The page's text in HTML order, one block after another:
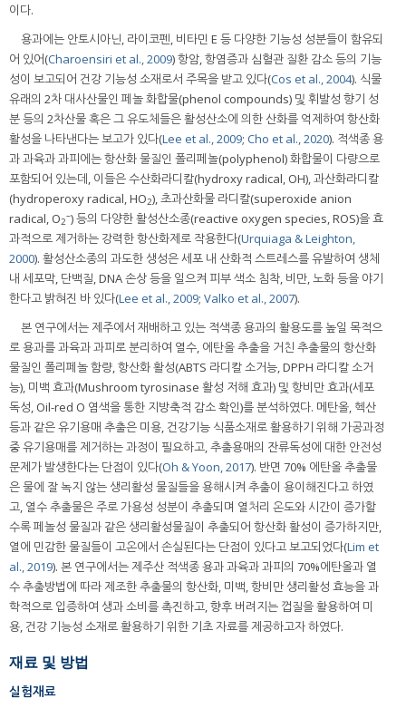
이다.
용과에는 안토시아닌, 라이코펜, 비타민 E 등 다양한 기능성 성분들이 함유되
어 있어(Charoensiri et al., 2009) 항암, 항염증과 심혈관 질환 감소 등의 기능
성이 보고되어 건강 기능성 소재로서 주목을 받고 있다(Cos et al., 2004). 식물
유래의 2차 대사산물인 페놀 화합물(phenol compounds) 및 휘발성 향기 성
분 등의 2차산물 혹은 그 유도체들은 활성산소에 의한 산화를 억제하여 항산화
활성을 나타낸다는 보고가 있다(Lee et al., 2009; Cho et al., 2020). 적색종 용
과 과육과 과피에는 항산화 물질인 폴리페놀(polyphenol) 화합물이 다량으로
포함되어 있는데, 이들은 수산화라디칼(hydroxy radical, OH), 과산화라디칼
(hydroperoxy radical, HO2), 초과산화물 라디칼(superoxide anion
radical, O2
–) 등의 다양한 활성산소종(reactive oxygen species, ROS)을 효
과적으로 제거하는 강력한 항산화제로 작용한다(Urquiaga & Leighton,
2000). 활성산소종의 과도한 생성은 세포 내 산화적 스트레스를 유발하여 생체
내 세포막, 단백질, DNA 손상 등을 일으켜 피부 색소 침착, 비만, 노화 등을 야기
한다고 밝혀진 바 있다(Lee et al., 2009; Valko et al., 2007).
본 연구에서는 제주에서 재배하고 있는 적색종 용과의 활용도를 높일 목적으
로 용과를 과육과 과피로 분리하여 열수, 에탄올 추출을 거친 추출물의 항산화
물질인 폴리페놀 함량, 항산화 활성(ABTS 라디칼 소거능, DPPH 라디칼 소거
능), 미백 효과(Mushroom tyrosinase 활성 저해 효과) 및 항비만 효과(세포
독성, Oil-red O 염색을 통한 지방축적 감소 확인)를 분석하였다. 메탄올, 헥산
등과 같은 유기용매 추출은 미용, 건강기능 식품소재로 활용하기 위해 가공과정
중 유기용매를 제거하는 과정이 필요하고, 추출용매의 잔류독성에 대한 안전성
문제가 발생한다는 단점이 있다(Oh & Yoon, 2017). 반면 70% 에탄올 추출물
은 물에 잘 녹지 않는 생리활성 물질들을 용해시켜 추출이 용이해진다고 하였
고, 열수 추출물은 주로 가용성 성분이 추출되며 열처리 온도와 시간이 증가할
수록 페놀성 물질과 같은 생리활성물질이 추출되어 항산화 활성이 증가하지만,
열에 민감한 물질들이 고온에서 손실된다는 단점이 있다고 보고되었다(Lim et
al., 2019). 본 연구에서는 제주산 적색종 용과 과육과 과피의 70%에탄올과 열
수 추출방법에 따라 제조한 추출물의 항산화, 미백, 항비만 생리활성 효능을 과
학적으로 입증하여 생과 소비를 촉진하고, 향후 버려지는 껍질을 활용하여 미
용, 건강 기능성 소재로 활용하기 위한 기초 자료를 제공하고자 하였다.
재료 및 방법
실험재료